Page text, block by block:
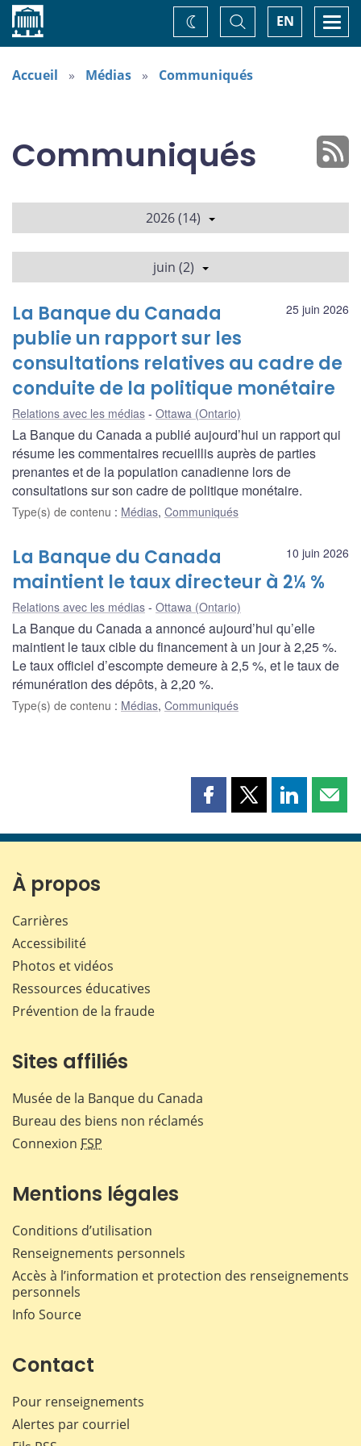
Accueil EN
Basculer
la
recherche
Changez
de
thème
Accueil Médias Communiqués
Communiqués
2026 (14)
juin (2)
25 juin 2026
La Banque du Canada
publie un rapport sur les
consultations relatives au cadre de
conduite de la politique monétaire
Relations avec les médias Ottawa (Ontario)
La Banque du Canada a publié aujourd’hui un rapport qui
résume les commentaires recueillis auprès de parties
prenantes et de la population canadienne lors de
consultations sur son cadre de politique monétaire.
Type(s) de contenu : Médias, Communiqués
10 juin 2026
La Banque du Canada
maintient le taux directeur à 2¼ %
Relations avec les médias Ottawa (Ontario)
La Banque du Canada a annoncé aujourd’hui qu’elle
maintient le taux cible du financement à un jour à 2,25 %.
Le taux officiel d’escompte demeure à 2,5 %, et le taux de
rémunération des dépôts, à 2,20 %.
Type(s) de contenu : Médias, Communiqués
Partager
page
Partager
page
Partager
page page
À propos
Carrières
Accessibilité
Photos et vidéos
Ressources éducatives
Prévention de la fraude
Sites affiliés
Musée de la Banque du Canada
Bureau des biens non réclamés
Connexion FSP
Mentions légales
Conditions d’utilisation
Renseignements personnels
Accès à l’information et protection des renseignements
personnels
Info Source
Contact
Pour renseignements
Alertes par courriel